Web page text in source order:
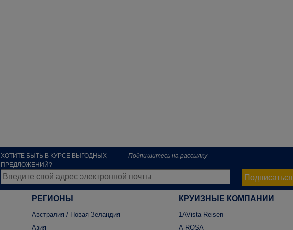
ХОТИТЕ БЫТЬ В КУРСЕ ВЫГОДНЫХ
ПРЕДЛОЖЕНИЙ?
Подпишитесь на рассылку
Подписаться
РЕГИОНЫ
Австралия / Новая Зеландия
Азия
КРУИЗНЫЕ КОМПАНИИ
1AVista Reisen
A-ROSA